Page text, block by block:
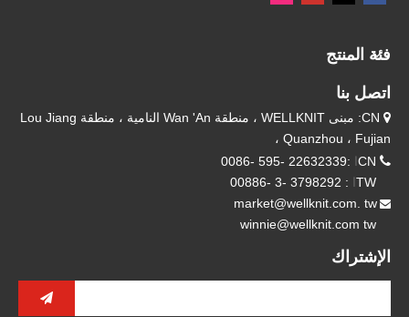
فئة المنتج
اتصل بنا

CN: مبنى WELLKNIT ، منطقة Wan 'An النامية ، منطقة Lou Jiang
، Quanzhou ، Fujian

CN
:22632339 -595 -0086
: 3798292 -3 -00886

market@wellknit.com. tw
winnie@wellknit.com tw
الإشتراك